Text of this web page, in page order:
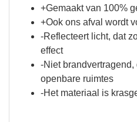
+Gemaakt van 100%
+Ook ons afval wordt
-Reflecteert licht, dat
effect
-Niet
openbare ruimtes
-Het materiaal is